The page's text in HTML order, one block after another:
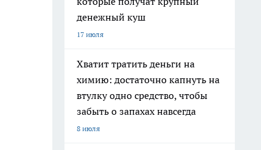
денежный куш
17 июля
Хватит тратить деньги на
химию: достаточно капнуть на
втулку одно средство, чтобы
забыть о запахах навсегда
8 июля